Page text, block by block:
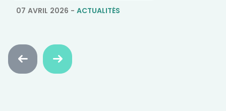
07 AVRIL 2026 - ACTUALITÉS
Faire
défiler
Faire
défiler